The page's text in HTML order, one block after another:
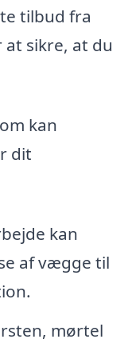
tilbud fra
sikre, at du
kan
dit
kan
af vægge til
mørtel